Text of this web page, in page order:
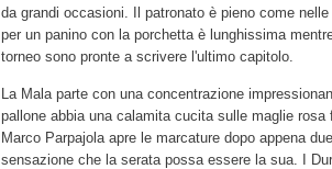
da grandi occasioni. Il patronato è pieno come
per un panino con la porchetta è lunghissima
torneo sono pronte a scrivere l'ultimo capitolo.
La Mala parte con una concentrazione
pallone abbia una calamita cucita sulle maglie rosa
Marco Parpajola apre le marcature dopo appena
sensazione che la serata possa essere la sua. I